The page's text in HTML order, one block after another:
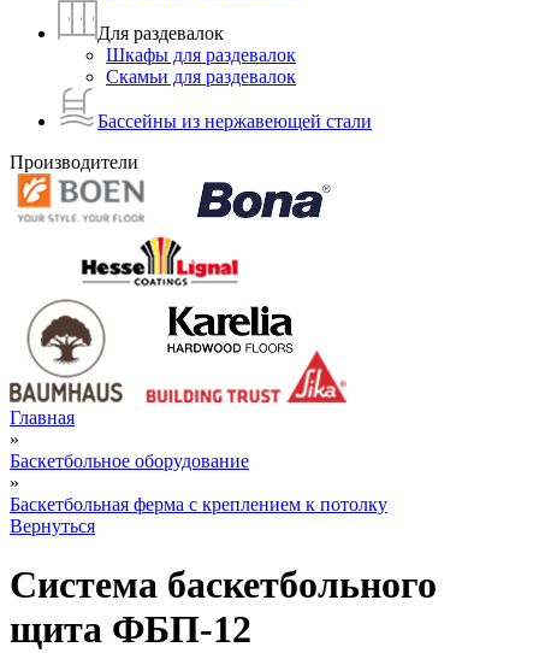
Для раздевалок
Шкафы для раздевалок
Скамьи для раздевалок
Бассейны из нержавеющей стали
Производители
Главная
»
Баскетбольное оборудование
»
Баскетбольная ферма с креплением к потолку
Вернуться
Система баскетбольного
щита ФБП-12